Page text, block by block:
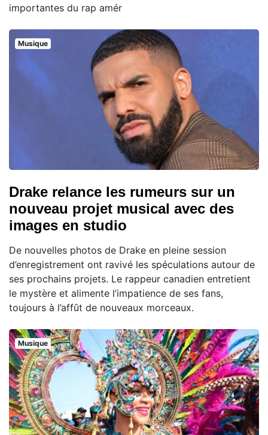
importantes du rap amér
Musique
Drake relance les rumeurs sur un
nouveau projet musical avec des
images en studio
De nouvelles photos de Drake en pleine session
d’enregistrement ont ravivé les spéculations autour de
ses prochains projets. Le rappeur canadien entretient
le mystère et alimente l’impatience de ses fans,
toujours à l’affût de nouveaux morceaux.
Musique